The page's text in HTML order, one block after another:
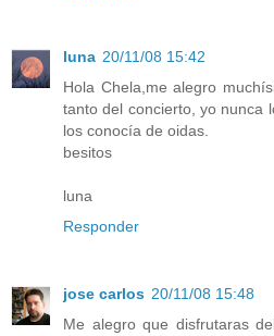
luna 20/11/08 15:42
Hola Chela,me alegro
tanto del concierto, yo nunca
los conocía de oidas.
besitos
luna
Responder
jose carlos 20/11/08 15:48
Me alegro que disfrutaras